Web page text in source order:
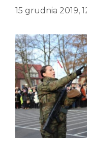
15 grudnia 2019,